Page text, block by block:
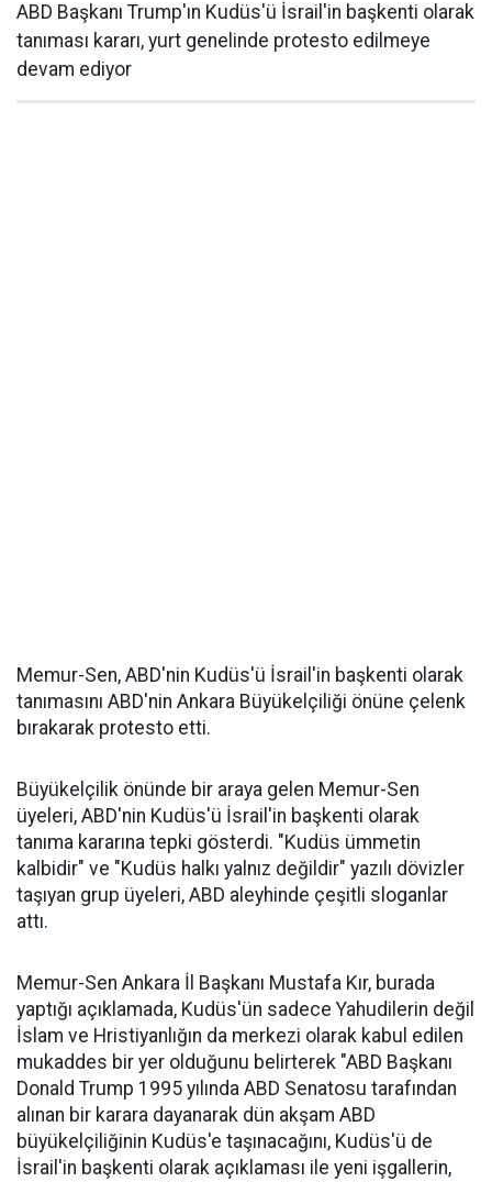
ABD Başkanı Trump'ın Kudüs'ü İsrail'in başkenti olarak
tanıması kararı, yurt genelinde protesto edilmeye
devam ediyor
Memur-Sen, ABD'nin Kudüs'ü İsrail'in başkenti olarak
tanımasını ABD'nin Ankara Büyükelçiliği önüne çelenk
bırakarak protesto etti.
Büyükelçilik önünde bir araya gelen Memur-Sen
üyeleri, ABD'nin Kudüs'ü İsrail'in başkenti olarak
tanıma kararına tepki gösterdi. "Kudüs ümmetin
kalbidir" ve "Kudüs halkı yalnız değildir" yazılı dövizler
taşıyan grup üyeleri, ABD aleyhinde çeşitli sloganlar
attı.
Memur-Sen Ankara İl Başkanı Mustafa Kır, burada
yaptığı açıklamada, Kudüs'ün sadece Yahudilerin değil
İslam ve Hristiyanlığın da merkezi olarak kabul edilen
mukaddes bir yer olduğunu belirterek "ABD Başkanı
Donald Trump 1995 yılında ABD Senatosu tarafından
alınan bir karara dayanarak dün akşam ABD
büyükelçiliğinin Kudüs'e taşınacağını, Kudüs'ü de
İsrail'in başkenti olarak açıklaması ile yeni işgallerin,